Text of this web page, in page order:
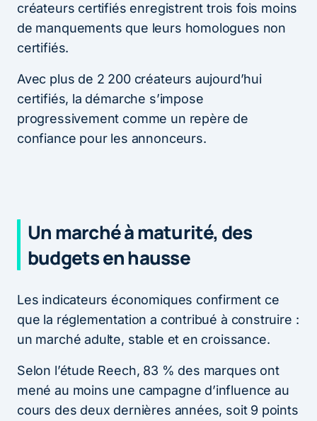
créateurs certifiés enregistrent trois fois moins
de manquements que leurs homologues non
certifiés.
Avec plus de 2 200 créateurs aujourd’hui
certifiés, la démarche s’impose
progressivement comme un repère de
confiance pour les annonceurs.
Un marché à maturité, des
budgets en hausse
Les indicateurs économiques confirment ce
que la réglementation a contribué à construire :
un marché adulte, stable et en croissance.
Selon l’étude Reech, 83 % des marques ont
mené au moins une campagne d’influence au
cours des deux dernières années, soit 9 points